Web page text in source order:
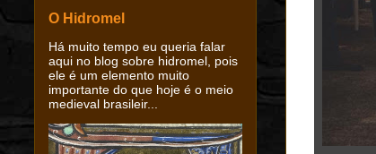
O Hidromel
Há muito tempo eu queria falar
aqui no blog sobre hidromel, pois
ele é um elemento muito
importante do que hoje é o meio
medieval brasileir...